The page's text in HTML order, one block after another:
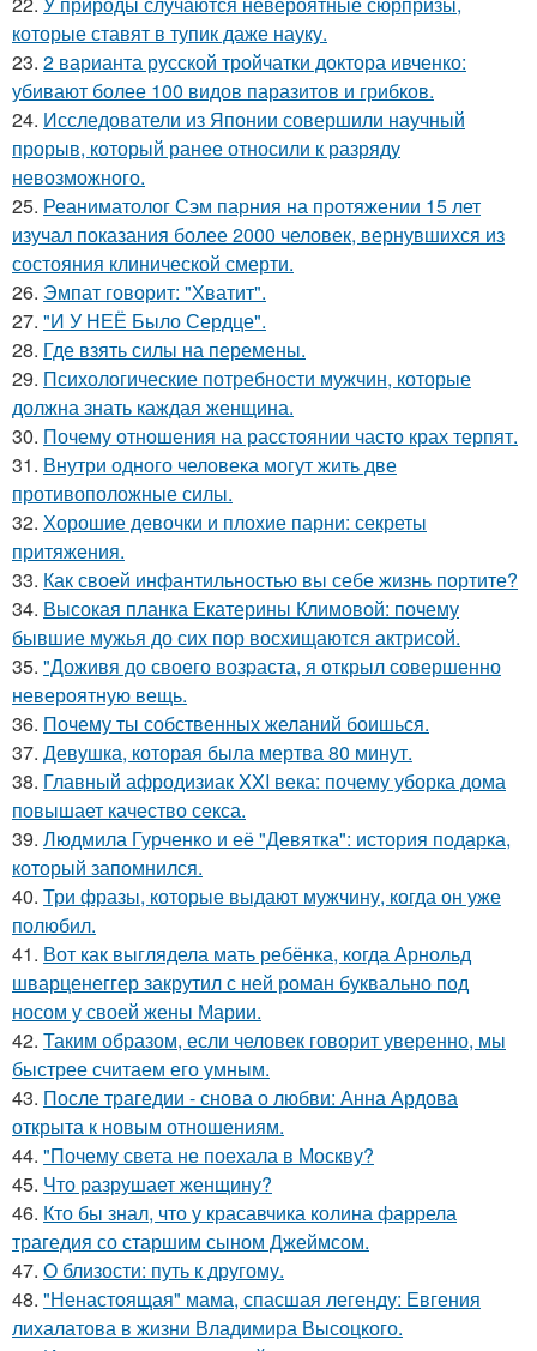
которые ставят в тупик даже науку.
23. 2 варианта русской тройчатки доктора ивченко:
убивают более 100 видов паразитов и грибков.
24. Исследователи из Японии совершили научный
прорыв, который ранее относили к разряду
невозможного.
25. Реаниматолог Сэм парния на протяжении 15 лет
изучал показания более 2000 человек, вернувшихся из
состояния клинической смерти.
26. Эмпат говорит: "Хватит".
27. "И У НЕЁ Было Сердце".
28. Где взять силы на перемены.
29. Психологические потребности мужчин, которые
должна знать каждая женщина.
30. Почему отношения на расстоянии часто крах терпят.
31. Внутри одного человека могут жить две
противоположные силы.
32. Хорошие девочки и плохие парни: секреты
притяжения.
33. Как своей инфантильностью вы себе жизнь портите?
34. Высокая планка Екатерины Климовой: почему
бывшие мужья до сих пор восхищаются актрисой.
35. "Доживя до своего возpаста, я открыл совершенно
невероятную вещь.
36. Почему ты собственных желаний боишься.
37. Девушка, которая была мертва 80 минут.
38. Главный афродизиак XXI века: почему уборка дома
повышает качество секса.
39. Людмила Гурченко и её "Девятка": история подарка,
который запомнился.
40. Три фразы, которые выдают мужчину, когда он уже
полюбил.
41. Вот как выглядела мать ребёнка, когда Арнольд
шварценеггер закрутил с ней роман буквально под
носом у своей жены Марии.
42. Таким образом, если человек говорит уверенно, мы
быстрее считаем его умным.
43. После трагедии - снова о любви: Анна Ардова
открыта к новым отношениям.
44. "Почему света не поехала в Москву?
45. Что разрушает женщину?
46. Кто бы знал, что у красавчика колина фаррела
трагедия со старшим сыном Джеймсом.
47. О близости: путь к другому.
48. "Ненастоящая" мама, спасшая легенду: Евгения
лихалатова в жизни Владимира Высоцкого.